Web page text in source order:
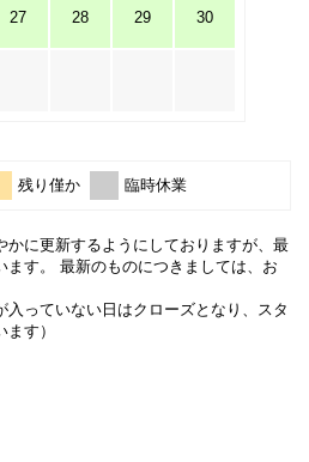
27 28 29 30
残り僅か 臨時休業
かに更新するようにしておりますが、最
ます。 最新のものにつきましては、お
っていない日はクローズとなり、スタ
す）